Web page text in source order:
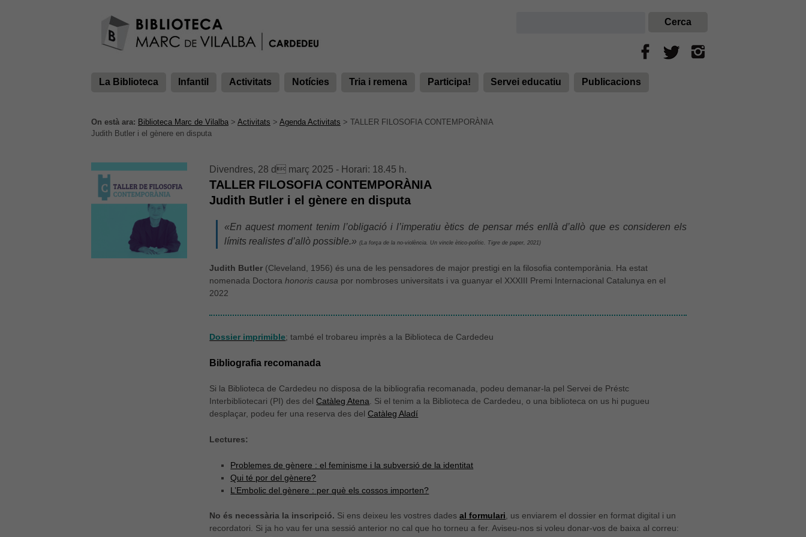
La Biblioteca Infantil Activitats Notícies Tria i remena Participa! Servei educatiu Publicacions
On està ara: Biblioteca Marc de Vilalba > Activitats > Agenda Activitats > TALLER FILOSOFIA CONTEMPORÀNIA
Judith Butler i el gènere en disputa
Divendres, 28 d març 2025 - Horari: 18.45 h.
TALLER FILOSOFIA CONTEMPORÀNIA
Judith Butler i el gènere en disputa
«En aquest moment tenim l’obligació i l’imperatiu ètics de pensar més enllà d’allò que es consideren els
límits realistes d’allò possible.» (La força de la no-violència. Un vincle ètico-polític. Tigre de paper, 2021 )
Judith Butler (Cleveland, 1956) és una de les pensadores de major prestigi en la filosofia contemporània. Ha estat
nomenada Doctorahonoris causa por nombroses universitats i va guanyar el XXXIII Premi Internacional Catalunya en el
2022
Dossier imprimible; també el trobareu imprès a la Biblioteca de Cardedeu
Bibliografia recomanada
Si la Biblioteca de Cardedeu no disposa de la bibliografia recomanada, podeu demanar-la pel Servei de Préstc
Interbibliotecari (PI) des delCatàleg Atena. Si el tenim a la Biblioteca de Cardedeu, o una biblioteca on us hi pugueu
desplaçar, podeu fer una reserva des delCatàleg Aladí
Lectures:
Problemes de gènere : el feminisme i la subversió de la identitat
Qui té por del gènere?
L’Embolic del gènere : per què els cossos importen?
No és necessària la inscripció. Si ens deixeu les vostres dadesal formulari, us enviarem el dossier en format digital i un
recordatori. Si ja ho vau fer una sessió anterior no cal que ho torneu a fer. Aviseu-nos si voleu donar-vos de baixa al correu: